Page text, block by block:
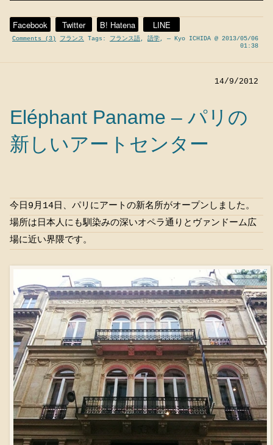
Facebook Twitter B! Hatena LINE
Comments (3) フランス Tags: フランス語, 語学, — Kyo ICHIDA @ 2013/05/06
01:38
14/9/2012
Eléphant Paname – パリの
新しいアートセンター
今日9月14日、パリにアートの新名所がオープンしました。
場所は日本人にも馴染みの深いオペラ通りとヴァンドーム広
場に近い界隈です。